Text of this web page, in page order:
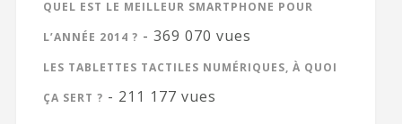
QUEL EST LE MEILLEUR SMARTPHONE POUR
L’ANNÉE 2014 ? - 369 070 vues
LES TABLETTES TACTILES NUMÉRIQUES, À QUOI
ÇA SERT ? - 211 177 vues